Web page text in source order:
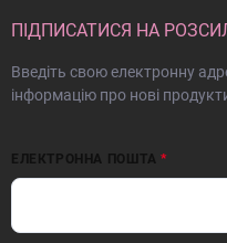
ПІДПИСАТИСЯ НА
Введіть свою електронну
інформацію про нові
ЕЛЕКТРОННА ПОШТА